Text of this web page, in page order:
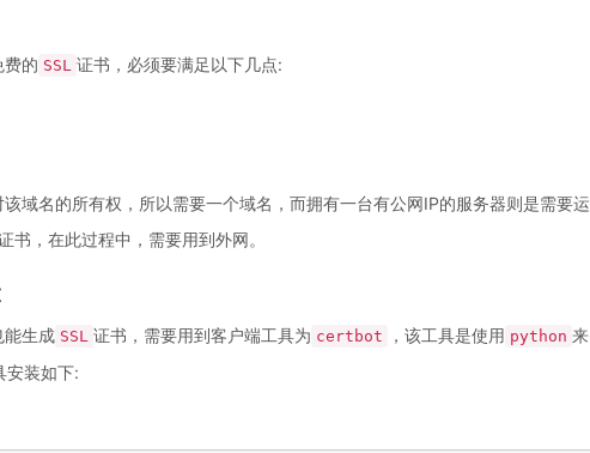
费的 SSL 证书，必须要满足以下几点:
域名的所有权，所以需要一个域名，而拥有一台有公网IP的服务器则是需要运
书，在此过程中，需要用到外网。
能生成 SSL 证书，需要用到客户端工具为 certbot ，该工具是使用 python 来
安装如下: